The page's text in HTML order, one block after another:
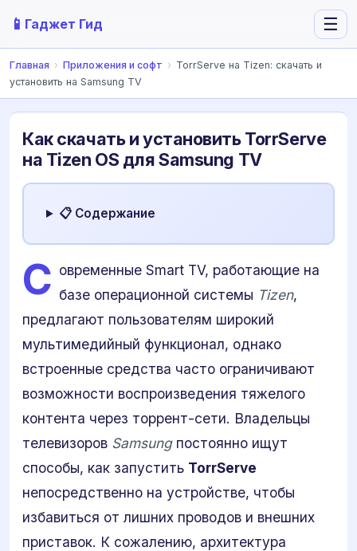
📱 Гаджет Гид ☰
Главная › Приложения и софт › TorrServe на Tizen: скачать и
установить на Samsung TV
Как скачать и установить TorrServe
на Tizen OS для Samsung TV
📋 Содержание
С овременные Smart TV, работающие на
базе операционной системы Tizen,
предлагают пользователям широкий
мультимедийный функционал, однако
встроенные средства часто ограничивают
возможности воспроизведения тяжелого
контента через торрент-сети. Владельцы
телевизоров Samsungпостоянно ищут
способы, как запустить TorrServe
непосредственно на устройстве, чтобы
избавиться от лишних проводов и внешних
приставок. К сожалению, архитектура